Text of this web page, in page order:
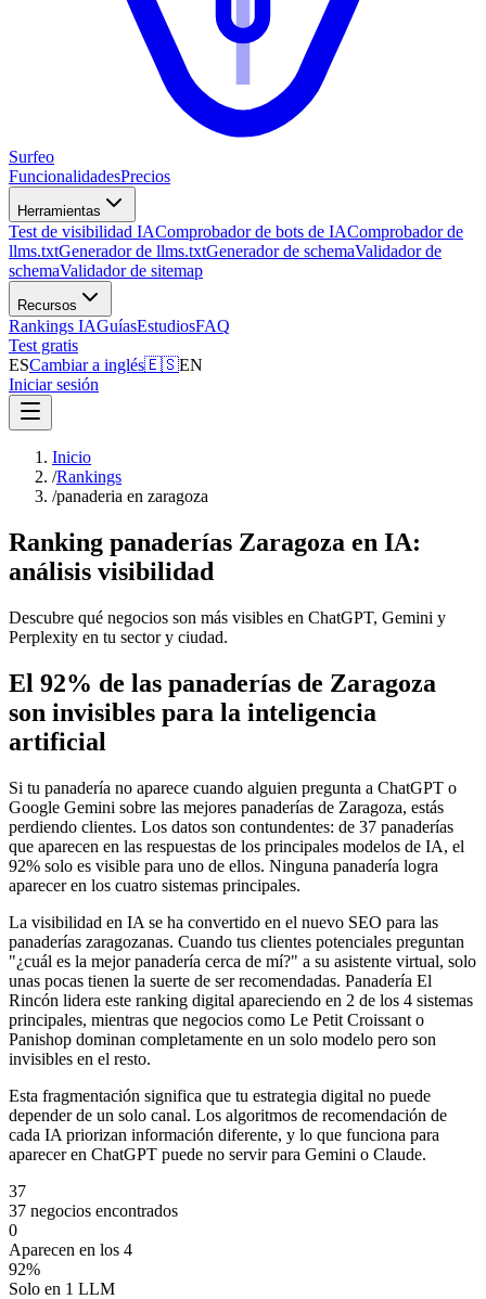
Surfeo
FuncionalidadesPrecios
Herramientas
Test de visibilidad IAComprobador de bots de IAComprobador de
llms.txtGenerador de llms.txtGenerador de schemaValidador de
schemaValidador de sitemap
Recursos
Rankings IAGuíasEstudiosFAQ
Test gratis
ESCambiar a inglés🇪🇸EN
Iniciar sesión
Inicio
/Rankings
/panaderia en zaragoza
Ranking panaderías Zaragoza en IA:
análisis visibilidad
Descubre qué negocios son más visibles en ChatGPT, Gemini y
Perplexity en tu sector y ciudad.
El 92% de las panaderías de Zaragoza
son invisibles para la inteligencia
artificial
Si tu panadería no aparece cuando alguien pregunta a ChatGPT o
Google Gemini sobre las mejores panaderías de Zaragoza, estás
perdiendo clientes. Los datos son contundentes: de 37 panaderías
que aparecen en las respuestas de los principales modelos de IA, el
92% solo es visible para uno de ellos. Ninguna panadería logra
aparecer en los cuatro sistemas principales.
La visibilidad en IA se ha convertido en el nuevo SEO para las
panaderías zaragozanas. Cuando tus clientes potenciales preguntan
"¿cuál es la mejor panadería cerca de mí?" a su asistente virtual, solo
unas pocas tienen la suerte de ser recomendadas. Panadería El
Rincón lidera este ranking digital apareciendo en 2 de los 4 sistemas
principales, mientras que negocios como Le Petit Croissant o
Panishop dominan completamente en un solo modelo pero son
invisibles en el resto.
Esta fragmentación significa que tu estrategia digital no puede
depender de un solo canal. Los algoritmos de recomendación de
cada IA priorizan información diferente, y lo que funciona para
aparecer en ChatGPT puede no servir para Gemini o Claude.
37
37 negocios encontrados
0
Aparecen en los 4
92%
Solo en 1 LLM